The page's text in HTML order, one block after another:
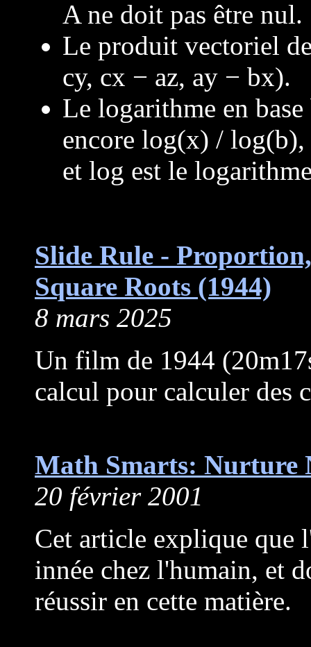
A ne doit pas être nul.
Le produit vectoriel
cy, cx − az, ay − bx).
Le logarithme en
encore log(x) /
et log est le
Slide Rule -
Square Roots (1944)
8 mars 2025
Un film de 1944
calcul pour calculer des
Math Smarts: Nurture
20 février 2001
Cet article explique que
innée chez l'humain, et
réussir en cette matière.